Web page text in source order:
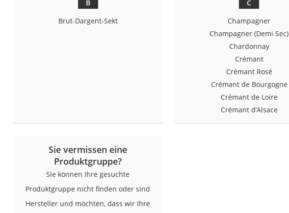
Astronautenkost
B
Brut-Dargent-Sekt
C
Champagner
Champagner (Demi Sec)
Chardonnay
Crémant
Crémant Rosé
Crémant de Bourgogne
Crémant de Loire
Crémant d’Alsace
Sie vermissen eine
Produktgruppe?
Sie können Ihre gesuchte
Produktgruppe nicht finden oder sind
Hersteller und möchten, dass wir Ihre